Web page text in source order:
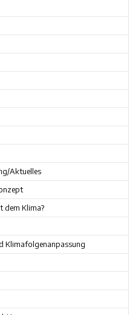
Aktuelles
dem Klima?
Klimafolgenanpassung